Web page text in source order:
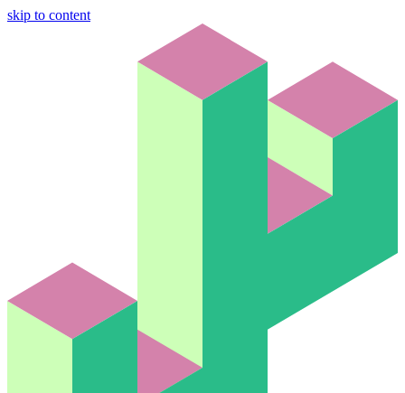
skip to content